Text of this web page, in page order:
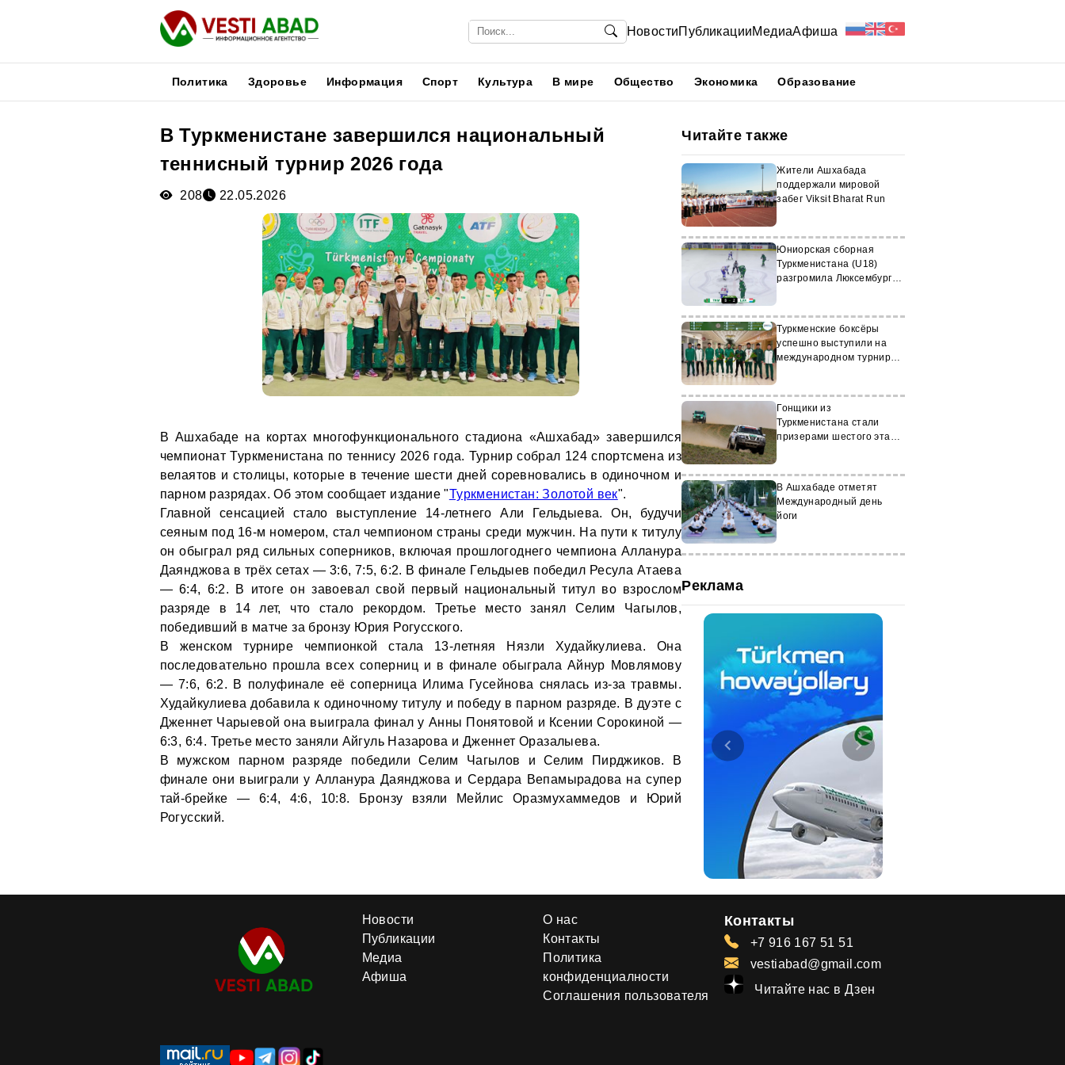
НовостиПубликацииМедиаАфиша
Политика Здоровье Информация Спорт Культура В мире Общество Экономика Образование
В Туркменистане завершился национальный
теннисный турнир 2026 года
208 22.05.2026
В Ашхабаде на кортах многофункционального стадиона «Ашхабад» завершился
чемпионат Туркменистана по теннису 2026 года. Турнир собрал 124 спортсмена из
велаятов и столицы, которые в течение шести дней соревновались в одиночном и
парном разрядах. Об этом сообщает издание "Туркменистан: Золотой век".
Главной сенсацией стало выступление 14-летнего Али Гельдыева. Он, будучи
сеяным под 16-м номером, стал чемпионом страны среди мужчин. На пути к титулу
он обыграл ряд сильных соперников, включая прошлогоднего чемпиона Алланура
Даянджова в трёх сетах — 3:6, 7:5, 6:2. В финале Гельдыев победил Ресула Атаева
— 6:4, 6:2. В итоге он завоевал свой первый национальный титул во взрослом
разряде в 14 лет, что стало рекордом. Третье место занял Селим Чагылов,
победивший в матче за бронзу Юрия Рогусского.
В женском турнире чемпионкой стала 13-летняя Нязли Худайкулиева. Она
последовательно прошла всех соперниц и в финале обыграла Айнур Мовлямову
— 7:6, 6:2. В полуфинале её соперница Илима Гусейнова снялась из-за травмы.
Худайкулиева добавила к одиночному титулу и победу в парном разряде. В дуэте с
Дженнет Чарыевой она выиграла финал у Анны Понятовой и Ксении Сорокиной —
6:3, 6:4. Третье место заняли Айгуль Назарова и Дженнет Оразалыева.
В мужском парном разряде победили Селим Чагылов и Селим Пирджиков. В
финале они выиграли у Алланура Даянджова и Сердара Вепамырадова на супер
тай-брейке — 6:4, 4:6, 10:8. Бронзу взяли Мейлис Оразмухаммедов и Юрий
Рогусский.
Читайте также
Жители Ашхабада
поддержали мировой
забег Viksit Bharat Run
Юниорская сборная
Туркменистана (U18)
разгромила Люксембург
Туркменские боксёры
успешно выступили на
международном турнире в
Гонщики из
Туркменистана стали
призерами шестого этапа
В Ашхабаде отметят
Международный день
йоги
Реклама
Новости
Публикации
Медиа
Афиша
О нас
Контакты
Политика
конфиденциалности
Соглашения пользователя
Контакты
+7 916 167 51 51
vestiabad@gmail.com
Читайте нас в Дзен